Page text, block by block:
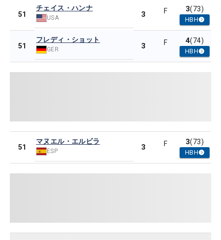
51
チェイス・ハンナ
USA 3 F 3(73)
HBH
51
フレディ・ショット
GER 3 F 4(74)
HBH
51
マヌエル・エルビラ
ESP 3 F 3(73)
HBH